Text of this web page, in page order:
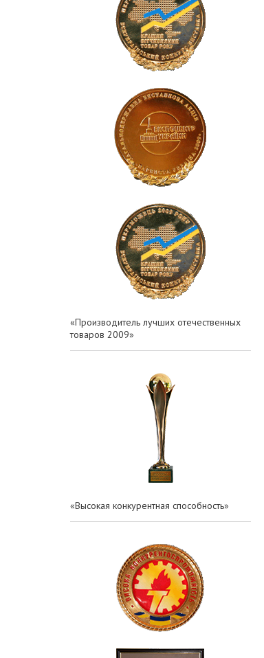
«Производитель лучших отечественных
товаров 2009»
«Высокая конкурентная способность»